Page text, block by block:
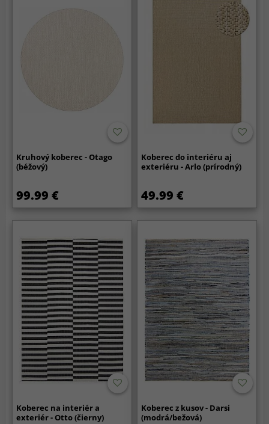
Kruhový koberec - Otago
(béžový)
99.99 €
Koberec do interiéru aj
exteriéru - Arlo (prírodný)
49.99 €
Koberec na interiér a
exteriér - Otto (čierny)
Koberec z kusov - Darsi
(modrá/bežová)